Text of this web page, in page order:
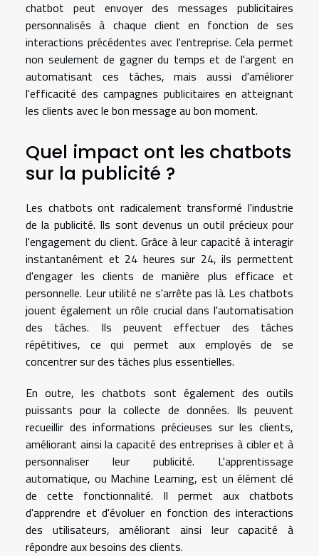
chatbot peut envoyer des messages publicitaires
personnalisés à chaque client en fonction de ses
interactions précédentes avec l'entreprise. Cela permet
non seulement de gagner du temps et de l'argent en
automatisant ces tâches, mais aussi d'améliorer
l'efficacité des campagnes publicitaires en atteignant
les clients avec le bon message au bon moment.
Quel impact ont les chatbots
sur la publicité ?
Les chatbots ont radicalement transformé l'industrie
de la publicité. Ils sont devenus un outil précieux pour
l'engagement du client. Grâce à leur capacité à interagir
instantanément et 24 heures sur 24, ils permettent
d'engager les clients de manière plus efficace et
personnelle. Leur utilité ne s'arrête pas là. Les chatbots
jouent également un rôle crucial dans l'automatisation
des tâches. Ils peuvent effectuer des tâches
répétitives, ce qui permet aux employés de se
concentrer sur des tâches plus essentielles.
En outre, les chatbots sont également des outils
puissants pour la collecte de données. Ils peuvent
recueillir des informations précieuses sur les clients,
améliorant ainsi la capacité des entreprises à cibler et à
personnaliser leur publicité. L'apprentissage
automatique, ou Machine Learning, est un élément clé
de cette fonctionnalité. Il permet aux chatbots
d'apprendre et d'évoluer en fonction des interactions
des utilisateurs, améliorant ainsi leur capacité à
répondre aux besoins des clients.